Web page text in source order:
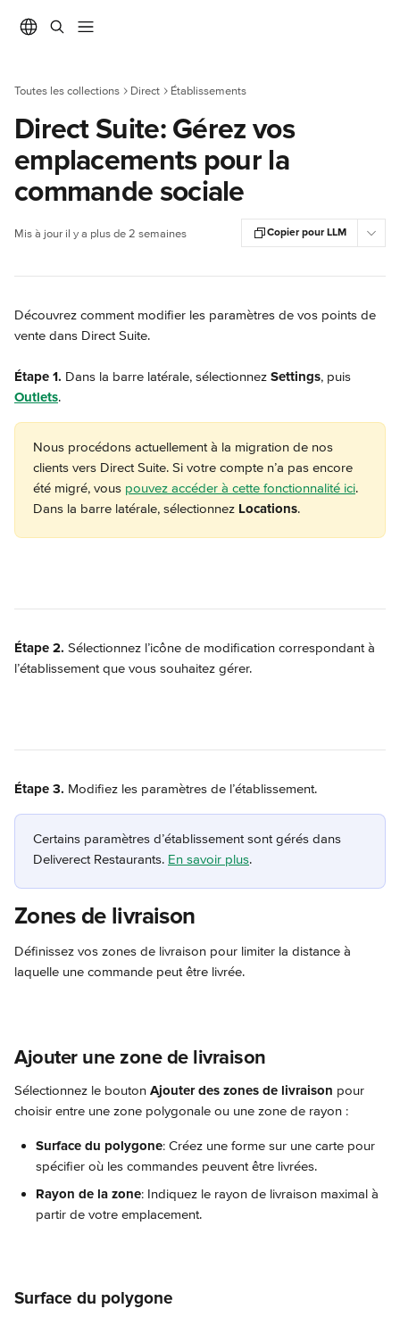
Toutes les collections Direct Établissements
Direct Suite: Gérez vos
emplacements pour la
commande sociale
Mis à jour il y a plus de 2 semaines Copier pour LLM
Découvrez comment modifier les paramètres de vos points de
vente dans Direct Suite.
Étape 1. Dans la barre latérale, sélectionnez Settings, puis
Outlets.
Nous procédons actuellement à la migration de nos
clients vers Direct Suite. Si votre compte n’a pas encore
été migré, vous pouvez accéder à cette fonctionnalité ici.
Dans la barre latérale, sélectionnez Locations.
Étape 2. Sélectionnez l’icône de modification correspondant à
l’établissement que vous souhaitez gérer.
Étape 3. Modifiez les paramètres de l’établissement.
Certains paramètres d’établissement sont gérés dans
Deliverect Restaurants. En savoir plus.
Zones de livraison
Définissez vos zones de livraison pour limiter la distance à
laquelle une commande peut être livrée.
Ajouter une zone de livraison
Sélectionnez le bouton Ajouter des zones de livraison pour
choisir entre une zone polygonale ou une zone de rayon :
Surface du polygone: Créez une forme sur une carte pour
spécifier où les commandes peuvent être livrées.
Rayon de la zone: Indiquez le rayon de livraison maximal à
partir de votre emplacement.
Surface du polygone